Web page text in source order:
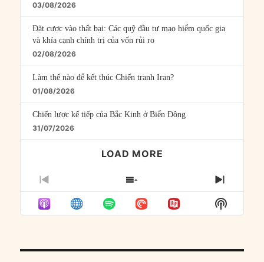
03/08/2026
Đặt cược vào thất bại: Các quỹ đầu tư mạo hiểm quốc gia
và khía cạnh chính trị của vốn rủi ro
02/08/2026
Làm thế nào để kết thúc Chiến tranh Iran?
01/08/2026
Chiến lược kế tiếp của Bắc Kinh ở Biển Đông
31/07/2026
LOAD MORE
PREVIOUS
EPISODE
SHOW
EPISODES
LIST
NEXT
Show
Podcast